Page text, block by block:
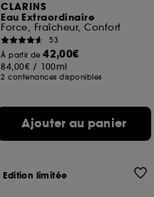
CLARINS
Eau Extraordinaire
Force, Fraîcheur, Confort
53
À partir de42,00€
84,00€ / 100ml
2 contenances disponibles
Ajouter au panier
Edition limitée